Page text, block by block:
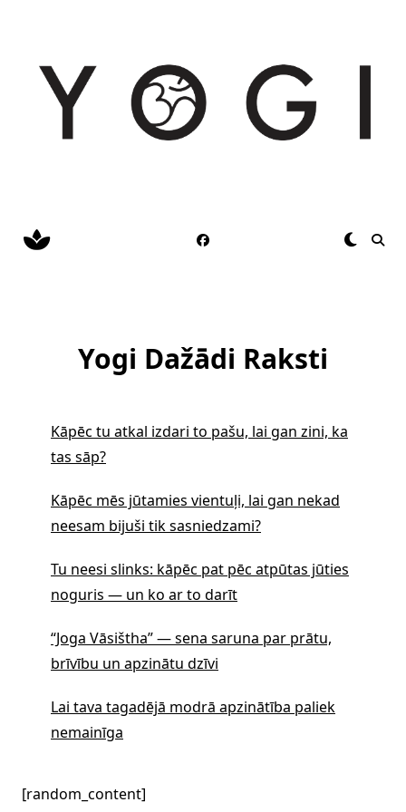
Yogi Dažādi Raksti
Kāpēc tu atkal izdari to pašu, lai gan zini, ka
tas sāp?
Kāpēc mēs jūtamies vientuļi, lai gan nekad
neesam bijuši tik sasniedzami?
Tu neesi slinks: kāpēc pat pēc atpūtas jūties
noguris — un ko ar to darīt
“Joga Vāsištha” — sena saruna par prātu,
brīvību un apzinātu dzīvi
Lai tava tagadējā modrā apzinātība paliek
nemainīga
[random_content]